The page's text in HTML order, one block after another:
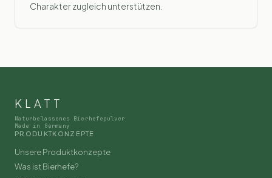
Charakter zugleich unterstützen.
KLATT
Naturbelassenes Bierhefepulver
Made in Germany
PRODUKTKONZEPTE
Unsere Produktkonzepte
Was ist Bierhefe?